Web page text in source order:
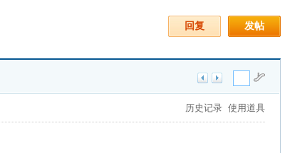
发帖
回复
历史记录 使用道具